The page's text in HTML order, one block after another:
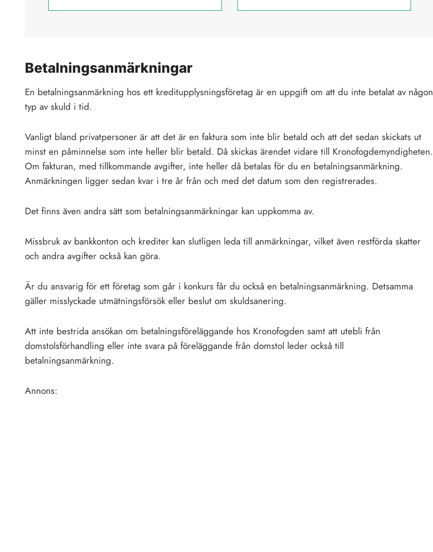
Betalningsanmärkningar
En betalningsanmärkning hos ett kreditupplysningsföretag är en uppgift om att du inte betalat av någon
typ av skuld i tid.
Vanligt bland privatpersoner är att det är en faktura som inte blir betald och att det sedan skickats ut
minst en påminnelse som inte heller blir betald. Då skickas ärendet vidare till Kronofogdemyndigheten.
Om fakturan, med tillkommande avgifter, inte heller då betalas för du en betalningsanmärkning.
Anmärkningen ligger sedan kvar i tre år från och med det datum som den registrerades.
Det finns även andra sätt som betalningsanmärkningar kan uppkomma av.
Missbruk av bankkonton och krediter kan slutligen leda till anmärkningar, vilket även restförda skatter
och andra avgifter också kan göra.
Är du ansvarig för ett företag som går i konkurs får du också en betalningsanmärkning. Detsamma
gäller misslyckade utmätningsförsök eller beslut om skuldsanering.
Att inte bestrida ansökan om betalningsföreläggande hos Kronofogden samt att utebli från
domstolsförhandling eller inte svara på föreläggande från domstol leder också till
betalningsanmärkning.
Annons: